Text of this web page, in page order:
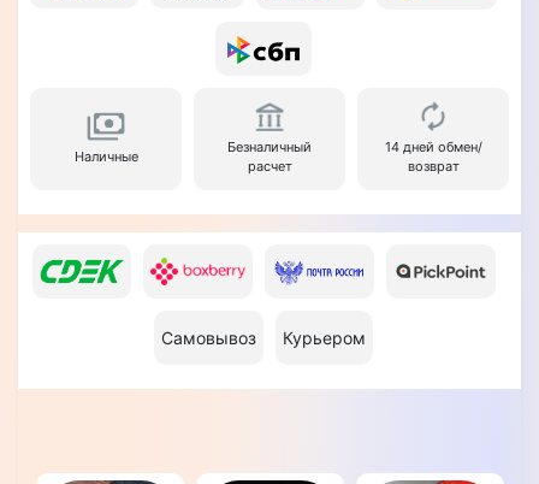
Наличные
Безналичный
расчет
14 дней обмен/
возврат
Самовывоз Курьером